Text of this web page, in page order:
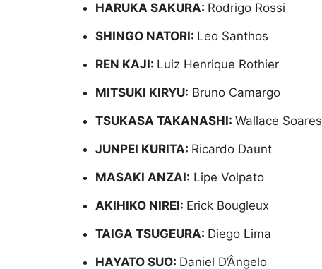
HARUKA SAKURA: Rodrigo Rossi
SHINGO NATORI: Leo Santhos
REN KAJI: Luiz Henrique Rothier
MITSUKI KIRYU: Bruno Camargo
TSUKASA TAKANASHI: Wallace Soares
JUNPEI KURITA: Ricardo Daunt
MASAKI ANZAI: Lipe Volpato
AKIHIKO NIREI: Erick Bougleux
TAIGA TSUGEURA: Diego Lima
HAYATO SUO: Daniel D’Ângelo